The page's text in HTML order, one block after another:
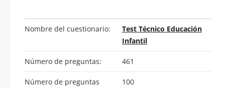
Nombre del cuestionario:
Test Técnico Educación
Infantil
Número de preguntas: 461
Número de preguntas
100